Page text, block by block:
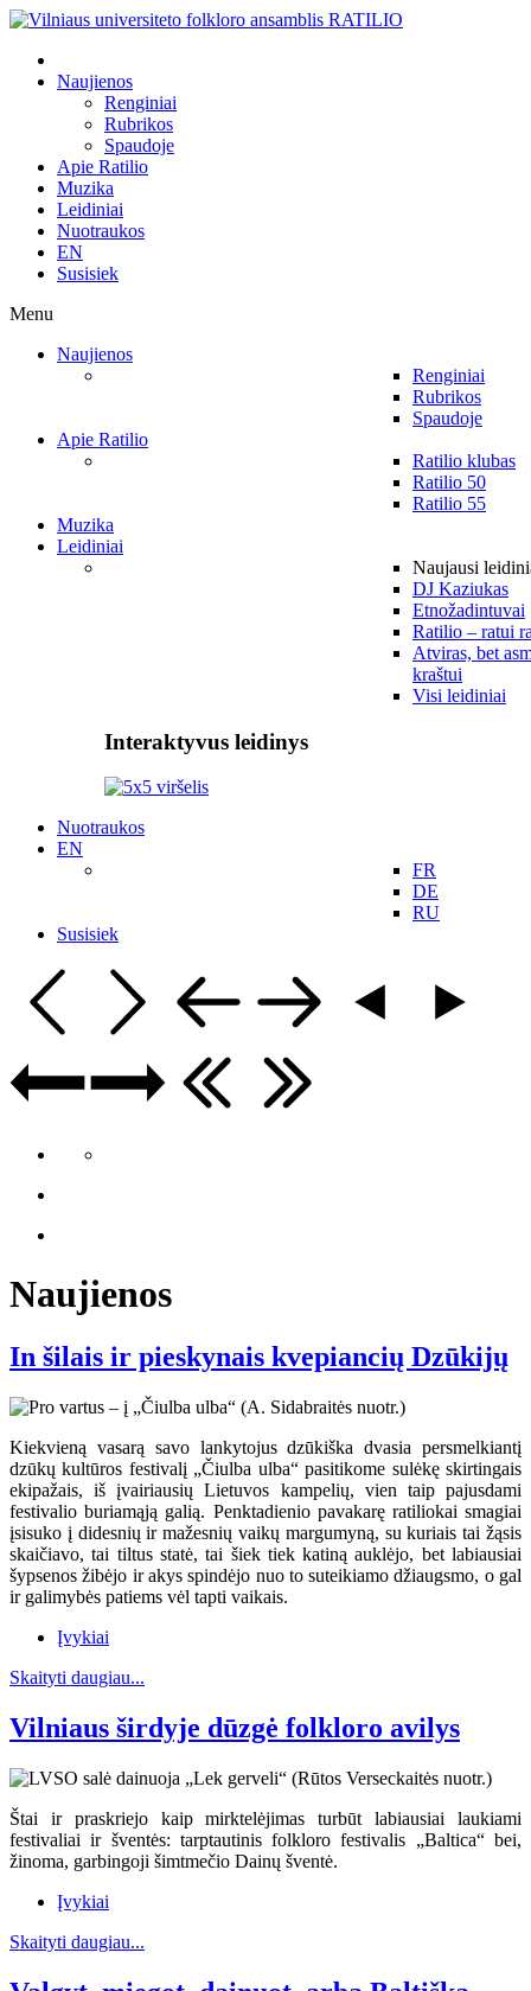
Naujienos
Renginiai
Rubrikos
Spaudoje
Apie Ratilio
Muzika
Leidiniai
Nuotraukos
EN
Susisiek
Menu
Naujienos
Renginiai
Rubrikos
Spaudoje
Apie Ratilio
Ratilio klubas
Ratilio 50
Ratilio 55
Muzika
Leidiniai
Naujausi
DJ Kaziukas
Etnožadintuvai
Ratilio – ratui
Atviras, bet
kraštui
Visi leidiniai
Interaktyvus leidinys
Nuotraukos
EN
FR
DE
RU
Susisiek
Naujienos
In šilais ir pieskynais kvepiancių Dzūkijų
Kiekvieną vasarą savo lankytojus dzūkiška dvasia persmelkiantį
dzūkų kultūros festivalį „Čiulba ulba“ pasitikome sulėkę skirtingais
ekipažais, iš įvairiausių Lietuvos kampelių, vien taip pajusdami
festivalio buriamąją galią. Penktadienio pavakarę ratiliokai smagiai
įsisuko į didesnių ir mažesnių vaikų margumyną, su kuriais tai žąsis
skaičiavo, tai tiltus statė, tai šiek tiek katiną auklėjo, bet labiausiai
šypsenos žibėjo ir akys spindėjo nuo to suteikiamo džiaugsmo, o gal
ir galimybės patiems vėl tapti vaikais.
Įvykiai
Skaityti daugiau...
Vilniaus širdyje dūzgė folkloro avilys
Štai ir praskriejo kaip mirktelėjimas turbūt labiausiai laukiami
festivaliai ir šventės: tarptautinis folkloro festivalis „Baltica“ bei,
žinoma, garbingoji šimtmečio Dainų šventė.
Įvykiai
Skaityti daugiau...